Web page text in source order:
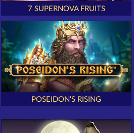
7 SUPERNOVA FRUITS
POSEIDON'S RISING